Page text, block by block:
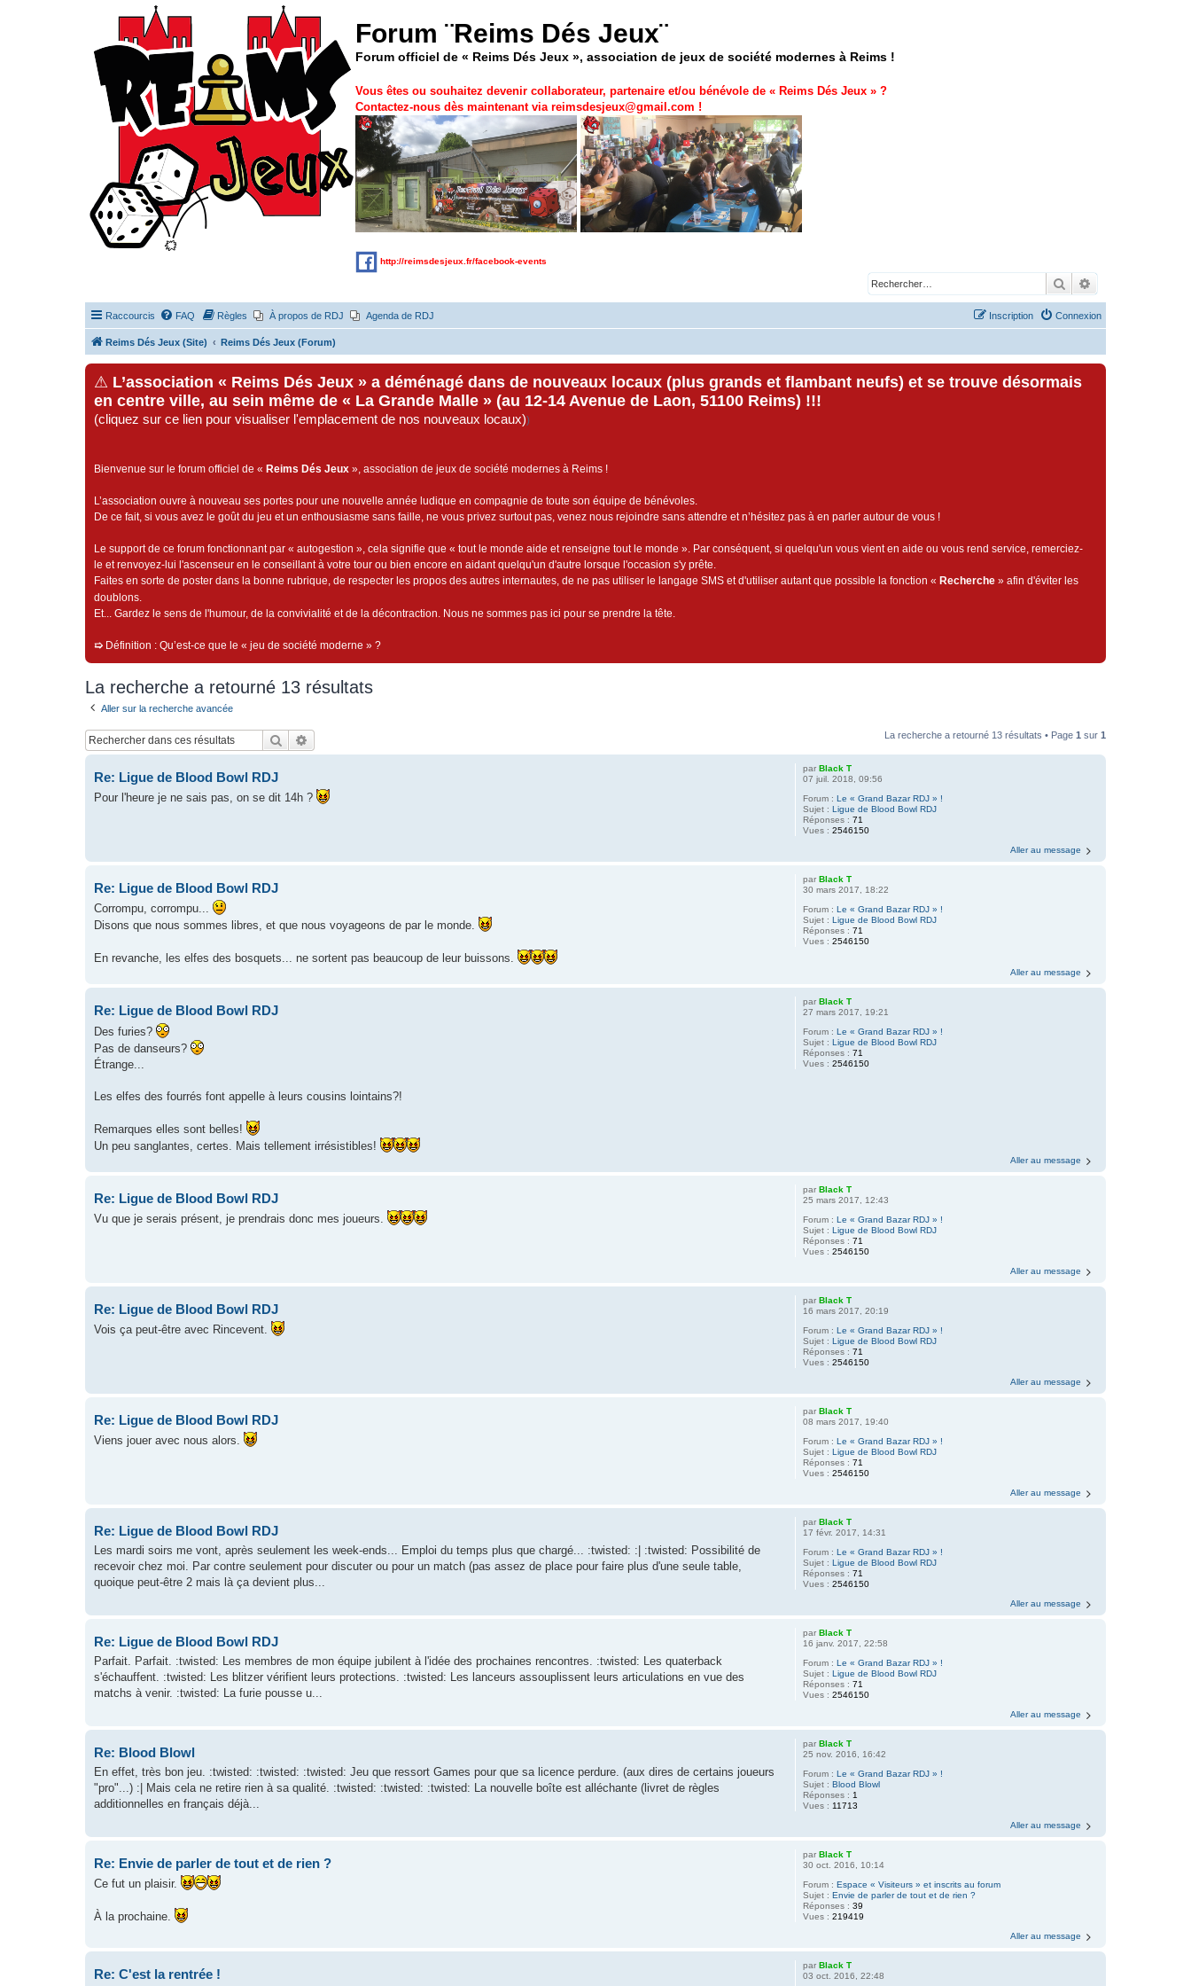
Forum ¨Reims Dés Jeux¨
Forum officiel de « Reims Dés Jeux », association de jeux de société modernes à Reims !
Vous êtes ou souhaitez devenir collaborateur, partenaire et/ou bénévole de « Reims Dés Jeux » ?
Contactez-nous dès maintenant via reimsdesjeux@gmail.com !
http://reimsdesjeux.fr/facebook-events
Rechercher
Raccourcis FAQ Règles À propos de RDJ Agenda de RDJ Connexion
Inscription
Reims Dés Jeux (Site) Reims Dés Jeux (Forum)
⚠ L’association « Reims Dés Jeux » a déménagé dans de nouveaux locaux (plus grands et flambant neufs) et se trouve désormais
en centre ville, au sein même de « La Grande Malle » (au 12-14 Avenue de Laon, 51100 Reims) !!!
(cliquez sur ce lien pour visualiser l'emplacement de nos nouveaux locaux))
Bienvenue sur le forum officiel de « Reims Dés Jeux », association de jeux de société modernes à Reims !
L’association ouvre à nouveau ses portes pour une nouvelle année ludique en compagnie de toute son équipe de bénévoles.
De ce fait, si vous avez le goût du jeu et un enthousiasme sans faille, ne vous privez surtout pas, venez nous rejoindre sans attendre et n’hésitez pas à en parler autour de vous !
Le support de ce forum fonctionnant par « autogestion », cela signifie que « tout le monde aide et renseigne tout le monde ». Par conséquent, si quelqu'un vous vient en aide ou vous rend service, remerciez-
le et renvoyez-lui l'ascenseur en le conseillant à votre tour ou bien encore en aidant quelqu'un d'autre lorsque l'occasion s'y prête.
Faites en sorte de poster dans la bonne rubrique, de respecter les propos des autres internautes, de ne pas utiliser le langage SMS et d'utiliser autant que possible la fonction « Recherche » afin d'éviter les
doublons.
Et... Gardez le sens de l'humour, de la convivialité et de la décontraction. Nous ne sommes pas ici pour se prendre la tête.
➯ Définition : Qu’est-ce que le « jeu de société moderne » ?
La recherche a retourné 13 résultats
Aller sur la recherche avancée
Rechercher La recherche a retourné 13 résultats • Page 1 sur 1
parBlack T
07 juil. 2018, 09:56
Forum :Le « Grand Bazar RDJ » !
Sujet :Ligue de Blood Bowl RDJ
Réponses :71
Vues :2546150
Re: Ligue de Blood Bowl RDJ
Pour l'heure je ne sais pas, on se dit 14h ?
Aller au message
parBlack T
30 mars 2017, 18:22
Forum :Le « Grand Bazar RDJ » !
Sujet :Ligue de Blood Bowl RDJ
Réponses :71
Vues :2546150
Re: Ligue de Blood Bowl RDJ
Corrompu, corrompu...
Disons que nous sommes libres, et que nous voyageons de par le monde.
En revanche, les elfes des bosquets... ne sortent pas beaucoup de leur buissons.
Aller au message
parBlack T
27 mars 2017, 19:21
Forum :Le « Grand Bazar RDJ » !
Sujet :Ligue de Blood Bowl RDJ
Réponses :71
Vues :2546150
Re: Ligue de Blood Bowl RDJ
Des furies?
Pas de danseurs?
Étrange...
Les elfes des fourrés font appelle à leurs cousins lointains?!
Remarques elles sont belles!
Un peu sanglantes, certes. Mais tellement irrésistibles!
Aller au message
parBlack T
25 mars 2017, 12:43
Forum :Le « Grand Bazar RDJ » !
Sujet :Ligue de Blood Bowl RDJ
Réponses :71
Vues :2546150
Re: Ligue de Blood Bowl RDJ
Vu que je serais présent, je prendrais donc mes joueurs.
Aller au message
parBlack T
16 mars 2017, 20:19
Forum :Le « Grand Bazar RDJ » !
Sujet :Ligue de Blood Bowl RDJ
Réponses :71
Vues :2546150
Re: Ligue de Blood Bowl RDJ
Vois ça peut-être avec Rincevent.
Aller au message
parBlack T
08 mars 2017, 19:40
Forum :Le « Grand Bazar RDJ » !
Sujet :Ligue de Blood Bowl RDJ
Réponses :71
Vues :2546150
Re: Ligue de Blood Bowl RDJ
Viens jouer avec nous alors.
Aller au message
parBlack T
17 févr. 2017, 14:31
Forum :Le « Grand Bazar RDJ » !
Sujet :Ligue de Blood Bowl RDJ
Réponses :71
Vues :2546150
Re: Ligue de Blood Bowl RDJ
Les mardi soirs me vont, après seulement les week-ends... Emploi du temps plus que chargé... :twisted: :| :twisted: Possibilité de
recevoir chez moi. Par contre seulement pour discuter ou pour un match (pas assez de place pour faire plus d'une seule table,
quoique peut-être 2 mais là ça devient plus...
Aller au message
parBlack T
16 janv. 2017, 22:58
Forum :Le « Grand Bazar RDJ » !
Sujet :Ligue de Blood Bowl RDJ
Réponses :71
Vues :2546150
Re: Ligue de Blood Bowl RDJ
Parfait. Parfait. :twisted: Les membres de mon équipe jubilent à l'idée des prochaines rencontres. :twisted: Les quaterback
s'échauffent. :twisted: Les blitzer vérifient leurs protections. :twisted: Les lanceurs assouplissent leurs articulations en vue des
matchs à venir. :twisted: La furie pousse u...
Aller au message
parBlack T
25 nov. 2016, 16:42
Forum :Le « Grand Bazar RDJ » !
Sujet :Blood Blowl
Réponses : 1
Vues : 11713
Re: Blood Blowl
En effet, très bon jeu. :twisted: :twisted: :twisted: Jeu que ressort Games pour que sa licence perdure. (aux dires de certains joueurs
"pro"...) :| Mais cela ne retire rien à sa qualité. :twisted: :twisted: :twisted: La nouvelle boîte est alléchante (livret de règles
additionnelles en français déjà...
Aller au message
parBlack T
30 oct. 2016, 10:14
Forum :Espace « Visiteurs » et inscrits au forum
Sujet :Envie de parler de tout et de rien ?
Réponses :39
Vues :219419
Re: Envie de parler de tout et de rien ?
Ce fut un plaisir.
À la prochaine.
Aller au message
parBlack T
03 oct. 2016, 22:48
Re: C'est la rentrée !